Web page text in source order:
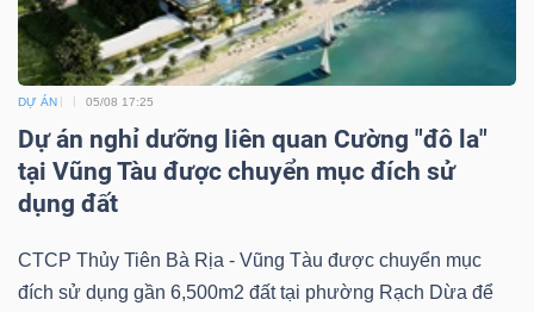
DỰ ÁN 05/08 17:25
Dự án nghỉ dưỡng liên quan Cường "đô la"
tại Vũng Tàu được chuyển mục đích sử
dụng đất
CTCP Thủy Tiên Bà Rịa - Vũng Tàu được chuyển mục
đích sử dụng gần 6,500m2 đất tại phường Rạch Dừa để